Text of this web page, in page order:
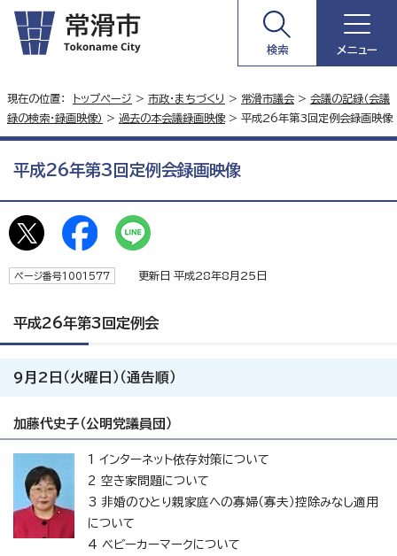
検索 メニュー
現在の位置： トップページ > 市政・まちづくり > 常滑市議会 > 会議の記録（会議
録の検索・録画映像） > 過去の本会議録画映像 > 平成26年第3回定例会録画映像
平成26年第3回定例会録画映像
ページ番号1001577 更新日 平成28年8月25日
平成26年第3回定例会
9月2日（火曜日）（通告順）
加藤代史子（公明党議員団）
1 インターネット依存対策について
2 空き家問題について
3 非婚のひとり親家庭への寡婦（寡夫）控除みなし適用
について
4 ベビーカーマークについて